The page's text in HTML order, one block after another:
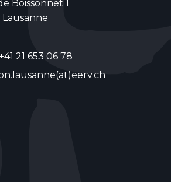
Boissonnet 1
Lausanne
21 653 06 78